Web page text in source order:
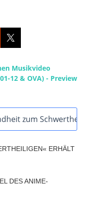
Musikvideo
12 & OVA) - Preview
zum
ERHÄLT
DES ANIME-